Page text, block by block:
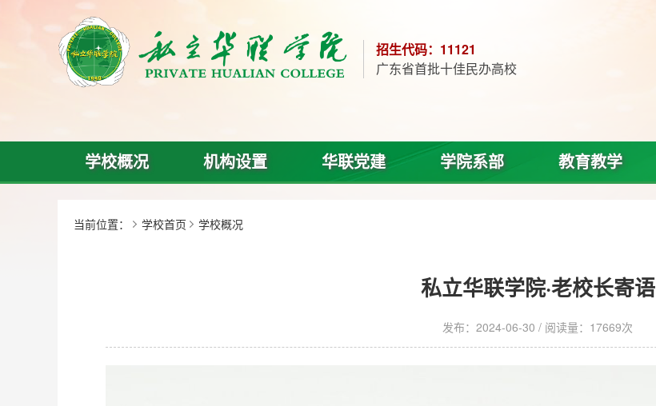
招生代码：11121
广东省首批十佳民办高校
学校概况 机构设置 华联党建 学院系部 教育教学
当前位置： 学校首页 学校概况
私立华联学院·老校长寄语
发布：2024-06-30 / 阅读量： 17669次